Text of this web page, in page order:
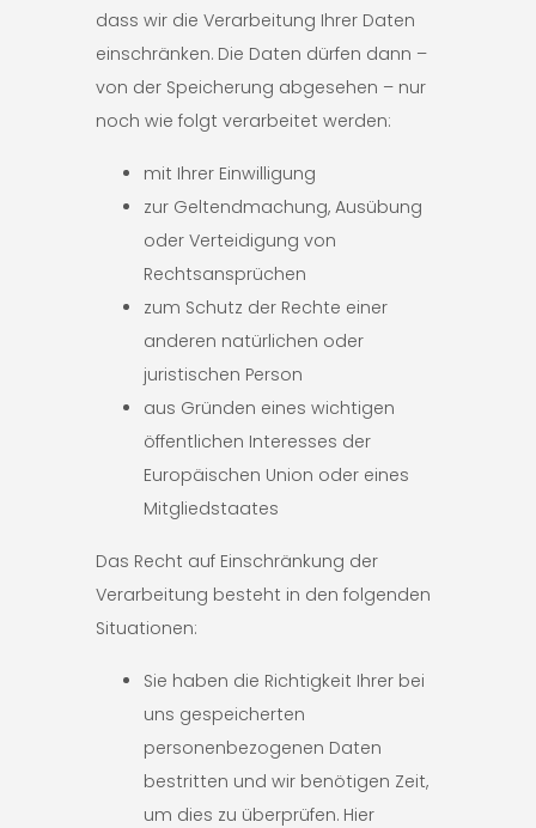
dass wir die Verarbeitung Ihrer Daten
einschränken. Die Daten dürfen dann –
von der Speicherung abgesehen – nur
noch wie folgt verarbeitet werden:
mit Ihrer Einwilligung
zur Geltendmachung, Ausübung
oder Verteidigung von
Rechtsansprüchen
zum Schutz der Rechte einer
anderen natürlichen oder
juristischen Person
aus Gründen eines wichtigen
öffentlichen Interesses der
Europäischen Union oder eines
Mitgliedstaates
Das Recht auf Einschränkung der
Verarbeitung besteht in den folgenden
Situationen:
Sie haben die Richtigkeit Ihrer bei
uns gespeicherten
personenbezogenen Daten
bestritten und wir benötigen Zeit,
um dies zu überprüfen. Hier